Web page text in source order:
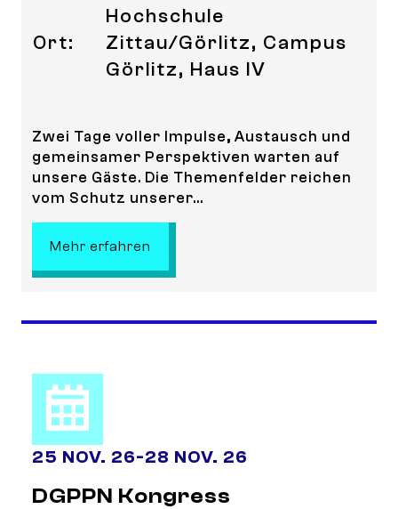
Ort:
Hochschule
Zittau/Görlitz, Campus
Görlitz, Haus IV
Zwei Tage voller Impulse, Austausch und
gemeinsamer Perspektiven warten auf
unsere Gäste. Die Themenfelder reichen
vom Schutz unserer...
Mehr erfahren
25 NOV. 26-28 NOV. 26
DGPPN Kongress